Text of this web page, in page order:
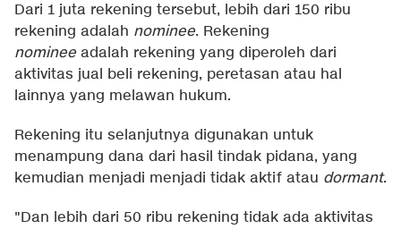
Dari 1 juta rekening tersebut, lebih dari 150 ribu
rekening adalah nominee. Rekening
nominee adalah rekening yang diperoleh dari
aktivitas jual beli rekening, peretasan atau hal
lainnya yang melawan hukum.
Rekening itu selanjutnya digunakan untuk
menampung dana dari hasil tindak pidana, yang
kemudian menjadi menjadi tidak aktif atau dormant.
"Dan lebih dari 50 ribu rekening tidak ada aktivitas